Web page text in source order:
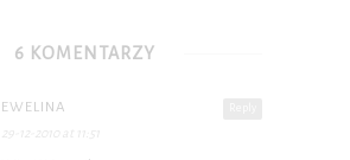
6 KOMENTARZY
EWELINA